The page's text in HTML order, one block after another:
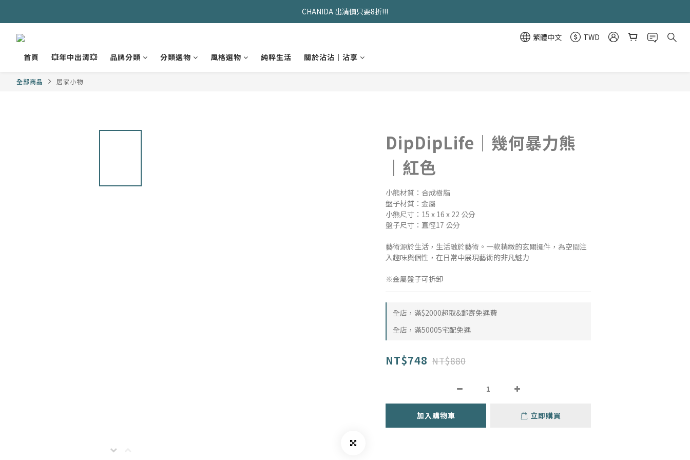
久坐神器>>坐&靠墊組合只要$1488
CHANIDA 出清價只要8折!!!
繁體中文
TWD
首頁
💥年中出清💥 品牌分類 分類選物 風格選物 純粹生活 關於沾沾｜沾享
全部商品 居家小物
DipDipLife｜幾何暴力熊
｜紅色
小熊材質：合成樹脂
盤子材質：金屬
小熊尺寸：15 x 16 x 22 公分
盤子尺寸：直徑17 公分
藝術源於生活，生活融於藝術。一款精緻的玄關擺件，為空間注
入趣味與個性，在日常中展現藝術的非凡魅力
※金屬盤子可拆卸
全店，滿$2000超取&郵寄免運費
全店，滿50005宅配免運
NT$748 NT$880
加入購物車 立即購買